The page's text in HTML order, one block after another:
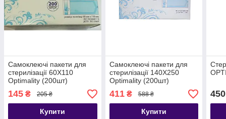
Самоклеючі пакети для
стерилізації 60Х110
Optimality (200шт)
145 ₴ 205 ₴
Купити
Самоклеючі пакети для
стерилізації 140Х250
Optimality (200шт)
411₴ 588 ₴
Купити
450